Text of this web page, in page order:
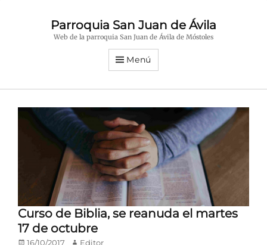
Parroquia San Juan de Ávila
Web de la parroquia San Juan de Ávila de Móstoles
Menú
Curso de Biblia, se reanuda el martes
17 de octubre
Publicado
16/10/2017 Autor
Editor